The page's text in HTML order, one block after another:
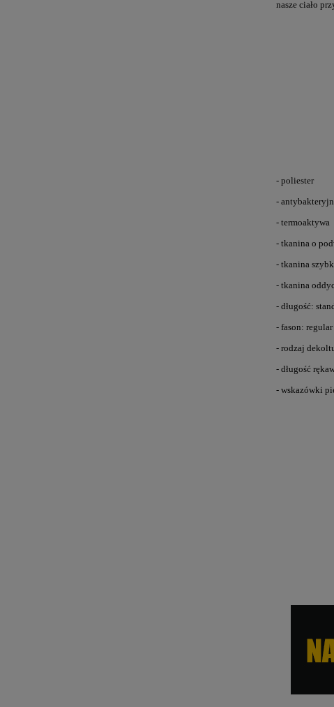
nasze ciało
- poliester
-
- termoaktywa
- tkanina o
- tkanina
- tkanina
- długość:
- fason:
- rodzaj
- długość
- wskazówki